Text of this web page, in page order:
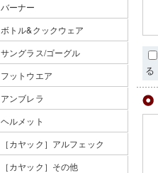
る
バーナー
ボトル&クックウェア
サングラス/ゴーグル
フットウエア
アンブレラ
ヘルメット
［カヤック］アルフェック
［カヤック］その他